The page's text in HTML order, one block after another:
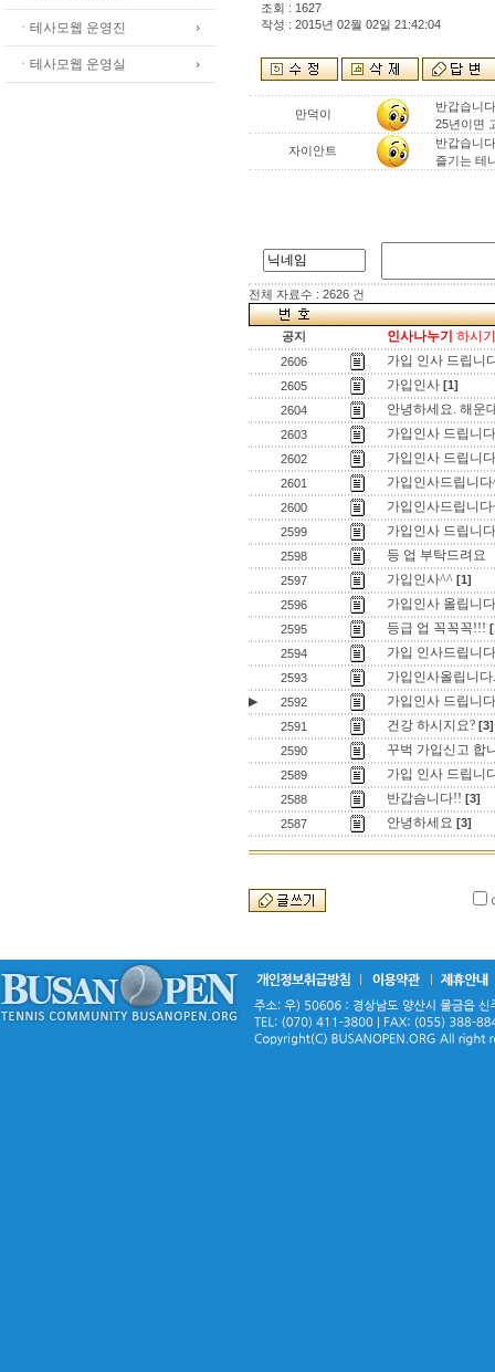
ㆍ테사모웹 운영진
ㆍ테사모웹 운영실
조회 : 1627
작성 : 2015년 02월 02일 21:42:04
만덕이
반갑습니
25년이면
자이안트
반갑습니
즐기는 테
전체 자료수 : 2626 건
공지 인사나누기 하시
2606 가입 인사 드립니
2605 가입인사 [1]
2604
안녕하세요. 해운
2603 가입인사 드립니
2602 가입인사 드립니
2601 가입인사드립니
2600 가입인사드립니
2599 가입인사 드립니
2598 등 업 부탁드려요
2597 가입인사^^ [1]
2596
가입인사 올립니
2595 등급 업 꼭꼭꼭!!!
2594
가입 인사드립니다
2593 가입인사올립니다.
▶ 2592 가입인사 드립니
2591 건강 하시지요? [3]
2590
꾸벅 가입신고 합
2589 가입 인사 드립니
2588 반갑슴니다!! [3]
2587
안녕하세요 [3]